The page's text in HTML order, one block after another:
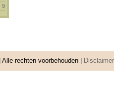
9
| Alle rechten voorbehouden | Disclaimer